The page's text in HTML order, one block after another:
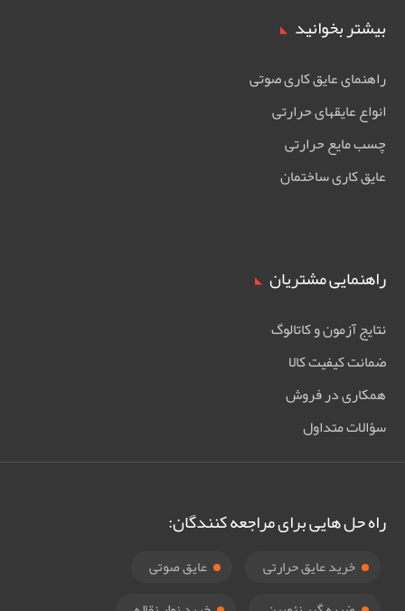
بیشتر بخوانید
راهنمای عایق کاری صوتی
انواع عایقهای حرارتی
چسب مایع حرارتی
عایق کاری ساختمان
راهنمایی مشتریان
نتایج آزمون و کاتالوگ
ضمانت کیفیت کالا
همکاری در فروش
سؤالات متداول
راه حل هایی برای مراجعه کنندگان:
خرید عایق حرارتی
عایق صوتی